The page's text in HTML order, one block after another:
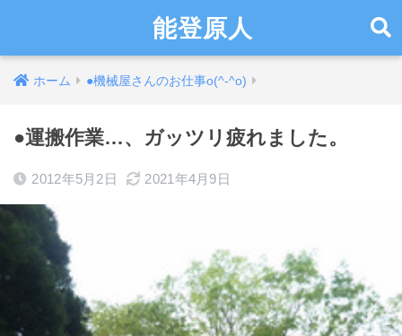
能登原人
ホーム ●機械屋さんのお仕事o(^-^o)
●運搬作業…、ガッツリ疲れました。
2012年5月2日 2021年4月9日